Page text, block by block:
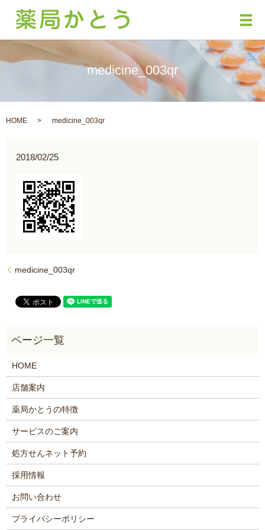
メ
medicine_003qr
HOME medicine_003qr
2018/02/25
medicine_003qr
HOME
店舗案内
薬局かとうの特徴
サービスのご案内
処方せんネット予約
採用情報
お問い合わせ
プライバシーポリシー